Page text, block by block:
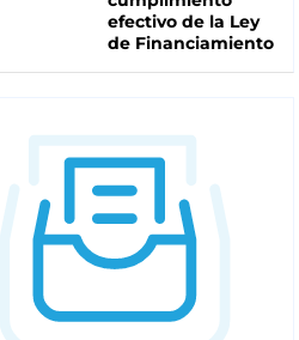
efectivo de la Ley
de Financiamiento